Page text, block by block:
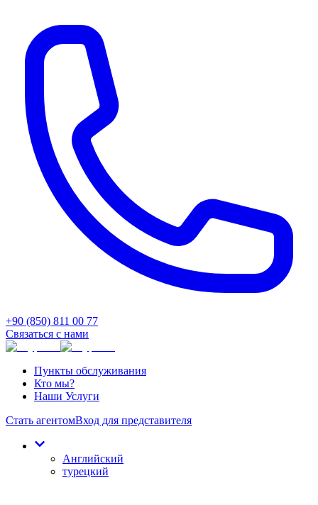
+90 (850) 811 00 77
Связаться с нами
Пункты обслуживания
Кто мы?
Наши Услуги
Стать агентомВход для представителя
Английский
турецкий